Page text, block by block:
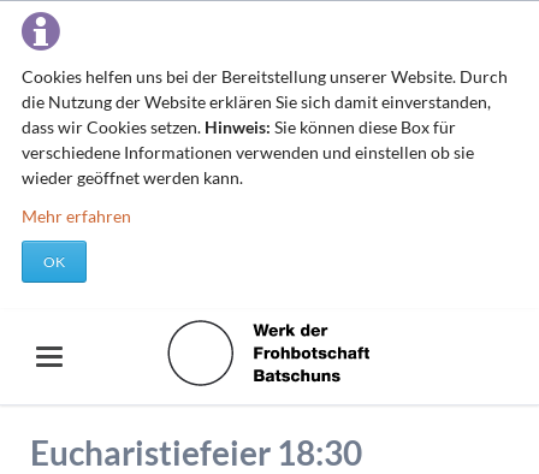
Cookies helfen uns bei der Bereitstellung unserer Website. Durch
die Nutzung der Website erklären Sie sich damit einverstanden,
dass wir Cookies setzen. Hinweis: Sie können diese Box für
verschiedene Informationen verwenden und einstellen ob sie
wieder geöffnet werden kann.
Mehr erfahren
OK
Eucharistiefeier 18:30